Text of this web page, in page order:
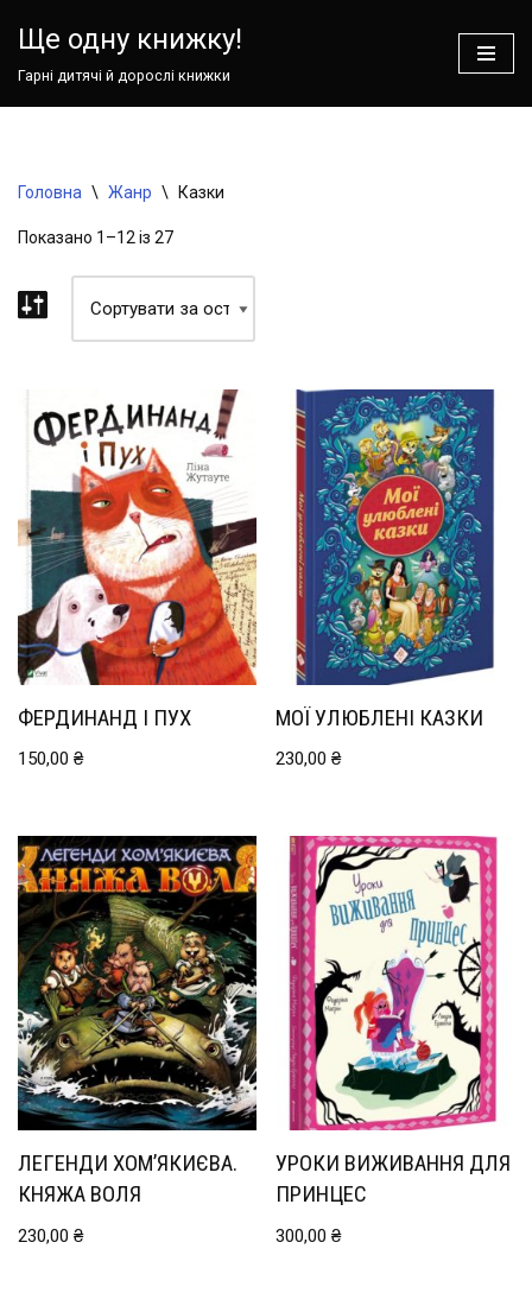
Ще одну книжку!
Гарні дитячі й дорослі книжки
Головна \ Жанр \ Казки
Показано 1–12 із 27
ФЕРДИНАНД І ПУХ
150,00 ₴
МОЇ УЛЮБЛЕНІ КАЗКИ
230,00₴
ЛЕГЕНДИ ХОМ’ЯКИЄВА.
КНЯЖА ВОЛЯ
230,00 ₴
УРОКИ ВИЖИВАННЯ ДЛЯ
ПРИНЦЕС
300,00₴